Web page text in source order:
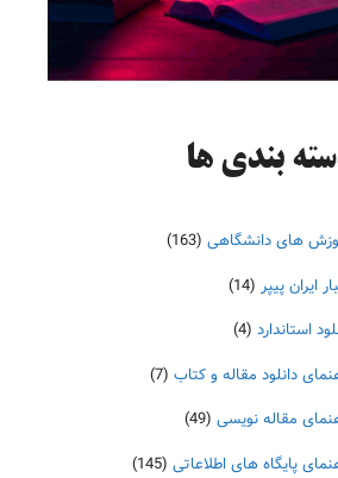
بندی ها
های دانشگاهی (163)
ایران پیپر (14)
استاندارد (4)
دانلود مقاله و کتاب (7)
مقاله نویسی (49)
پایگاه های اطلاعاتی (145)